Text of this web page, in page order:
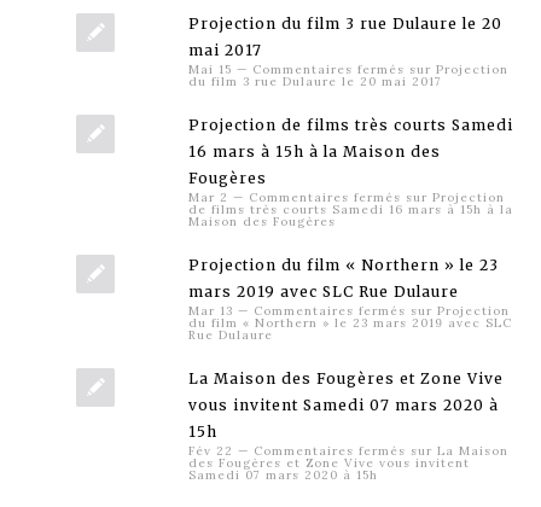
Projection du film 3 rue Dulaure le 20
mai 2017
Mai 15 — Commentaires fermés sur Projection
du film 3 rue Dulaure le 20 mai 2017
Projection de films très courts Samedi
16 mars à 15h à la Maison des
Fougères
Mar 2 — Commentaires fermés sur Projection
de films très courts Samedi 16 mars à 15h à la
Maison des Fougères
Projection du film « Northern » le 23
mars 2019 avec SLC Rue Dulaure
Mar 13 — Commentaires fermés sur Projection
du film « Northern » le 23 mars 2019 avec SLC
Rue Dulaure
La Maison des Fougères et Zone Vive
vous invitent Samedi 07 mars 2020 à
15h
Fév 22 — Commentaires fermés sur La Maison
des Fougères et Zone Vive vous invitent
Samedi 07 mars 2020 à 15h